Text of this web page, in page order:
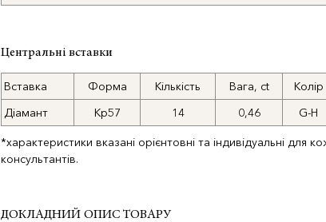
Центральні вставки
Вставка Форма Кількість Вага, ct Колір
Діамант
Кр57 14 0,46 G-H
*характеристики вказані орієнтовні та індивідуальні для
консультантів.
ДОКЛАДНИЙ ОПИС ТОВАРУ